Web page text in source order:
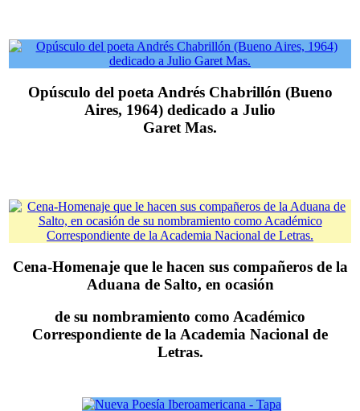
Opúsculo del poeta Andrés Chabrillón (Bueno
Aires, 1964) dedicado a Julio
Garet Mas.
Cena-Homenaje que le hacen sus compañeros de la
Aduana de Salto, en ocasión
de su nombramiento como Académico
Correspondiente de la Academia Nacional de
Letras.